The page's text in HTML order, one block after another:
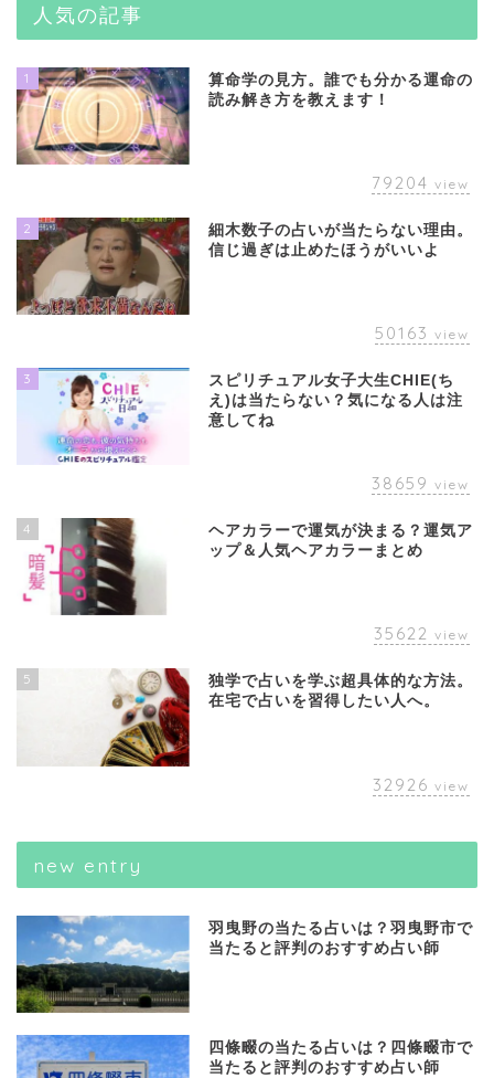
人気の記事
1
算命学の見方。誰でも分かる運命の
読み解き方を教えます！
79204 view
2
細木数子の占いが当たらない理由。
信じ過ぎは止めたほうがいいよ
50163 view
3
スピリチュアル女子大生CHIE(ち
え)は当たらない？気になる人は注
意してね
38659 view
4
ヘアカラーで運気が決まる？運気ア
ップ＆人気ヘアカラーまとめ
35622 view
5
独学で占いを学ぶ超具体的な方法。
在宅で占いを習得したい人へ。
32926 view
new entry
羽曳野の当たる占いは？羽曳野市で
当たると評判のおすすめ占い師
四條畷の当たる占いは？四條畷市で
当たると評判のおすすめ占い師